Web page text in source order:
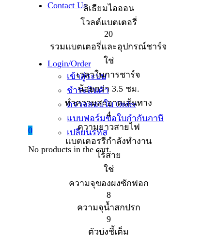
Contact Us
Login/Order
เข้าสู่ระบบ
ชำระสินค้า
ตรวจสอบใบ Order
แบบฟอร์มขอใบกำกับภาษี
เปลี่ยนรหัส
0
No products in the cart.
ลิเธียมไอออน
โวลต์แบตเตอรี่
20
รวมแบตเตอรี่และอุปกรณ์ชาร์จ
ใช่
เวลาในการชาร์จ
น้อยกว่า 3.5 ชม.
ทำความสะอาดเส้นทาง
4
ความยาวสายไฟ
แบตเตอรรี่กำลังทำงาน
ไร้สาย
ใช่
ความจุของผงซักฟอก
8
ความจุน้ำสกปรก
9
ตัวบ่งชี้เต็ม